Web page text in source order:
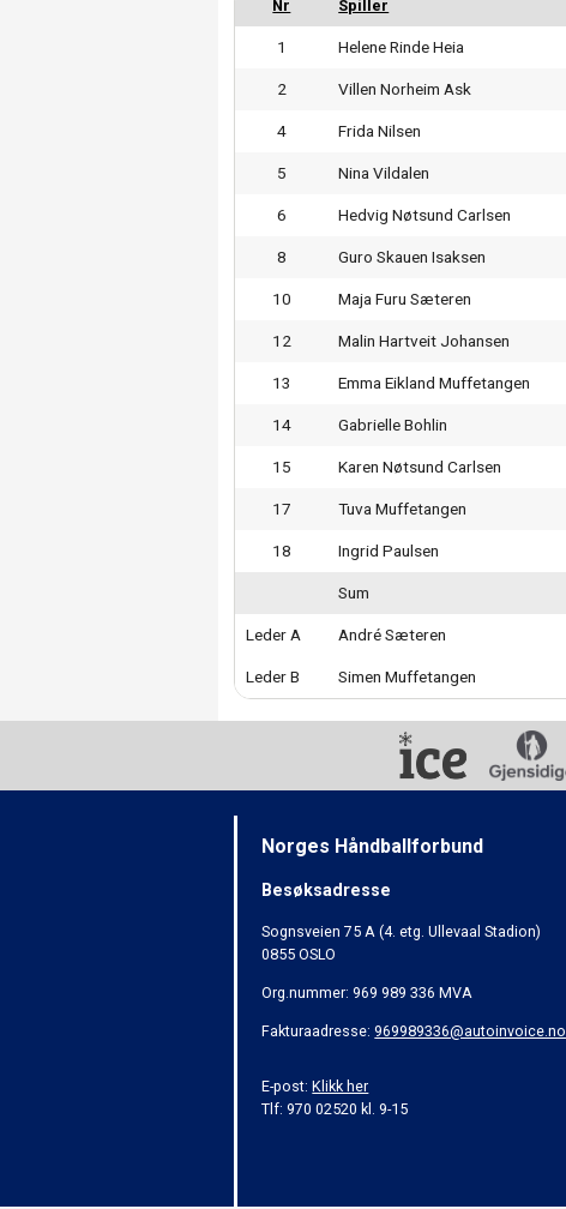
1 Helene Rinde Heia
2 Villen Norheim Ask
4 Frida Nilsen
5 Nina Vildalen
6 Hedvig Nøtsund Carlsen
8 Guro Skauen Isaksen
10 Maja Furu Sæteren
12 Malin Hartveit Johansen
13 Emma Eikland Muffetangen
14 Gabrielle Bohlin
15 Karen Nøtsund Carlsen
17 Tuva Muffetangen
18 Ingrid Paulsen
Sum
Leder A André Sæteren
Leder B Simen Muffetangen
Norges Håndballforbund
Besøksadresse
Sognsveien 75 A (4. etg. Ullevaal Stadion)
0855 OSLO
Org.nummer: 969 989 336 MVA
Fakturaadresse:969989336@autoinvoice.no
E-post:Klikk her
Tlf: 970 02520 kl. 9-15